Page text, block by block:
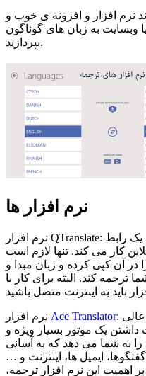
نرم افزار و افزونه ی خوب و
وبسایت به زبان های گوناگون
بپردازید.
نرم افزار ها
نرم افزار QTranslate: این نرم افزار ترجمه در اصل مانند یک رابط
کار می کند. تنها لازم است
آن کپی کرده و زبان مبدا و
ترجمه کند. البته برای کار با
Ace Translator: این نرم افزار یک مترجم متن بسیار عالی
یک موتور بسیار ویژه و
را به شما می دهد که به آسانی
ایمیل ها، اینترنت و …
اهمیت این نرم افزار ترجمه،